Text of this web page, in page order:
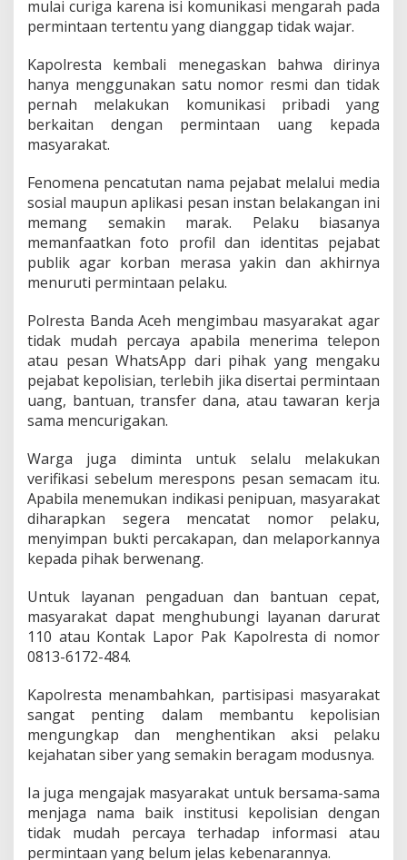
mulai curiga karena isi komunikasi mengarah pada
permintaan tertentu yang dianggap tidak wajar.
Kapolresta kembali menegaskan bahwa dirinya
hanya menggunakan satu nomor resmi dan tidak
pernah melakukan komunikasi pribadi yang
berkaitan dengan permintaan uang kepada
masyarakat.
Fenomena pencatutan nama pejabat melalui media
sosial maupun aplikasi pesan instan belakangan ini
memang semakin marak. Pelaku biasanya
memanfaatkan foto profil dan identitas pejabat
publik agar korban merasa yakin dan akhirnya
menuruti permintaan pelaku.
Polresta Banda Aceh mengimbau masyarakat agar
tidak mudah percaya apabila menerima telepon
atau pesan WhatsApp dari pihak yang mengaku
pejabat kepolisian, terlebih jika disertai permintaan
uang, bantuan, transfer dana, atau tawaran kerja
sama mencurigakan.
Warga juga diminta untuk selalu melakukan
verifikasi sebelum merespons pesan semacam itu.
Apabila menemukan indikasi penipuan, masyarakat
diharapkan segera mencatat nomor pelaku,
menyimpan bukti percakapan, dan melaporkannya
kepada pihak berwenang.
Untuk layanan pengaduan dan bantuan cepat,
masyarakat dapat menghubungi layanan darurat
110 atau Kontak Lapor Pak Kapolresta di nomor
0813-6172-484.
Kapolresta menambahkan, partisipasi masyarakat
sangat penting dalam membantu kepolisian
mengungkap dan menghentikan aksi pelaku
kejahatan siber yang semakin beragam modusnya.
Ia juga mengajak masyarakat untuk bersama-sama
menjaga nama baik institusi kepolisian dengan
tidak mudah percaya terhadap informasi atau
permintaan yang belum jelas kebenarannya.